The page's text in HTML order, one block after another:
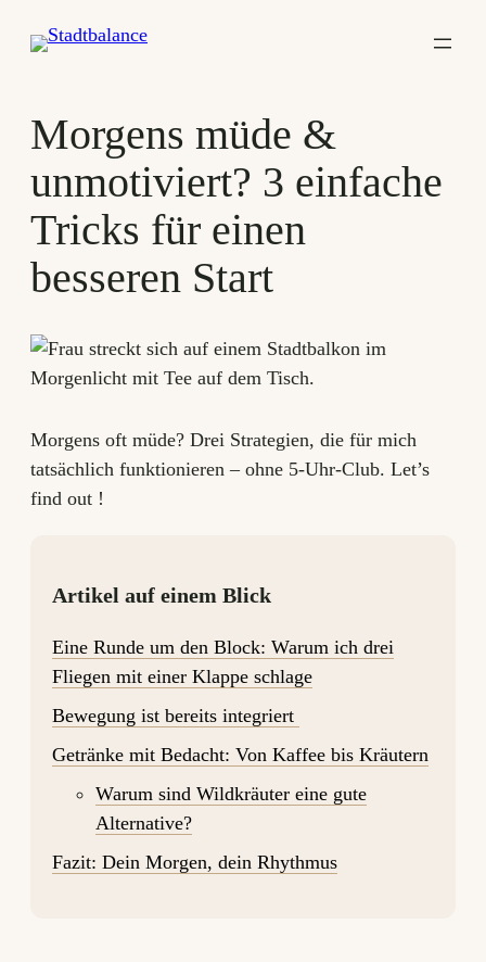
Inhalt
Morgens müde &
unmotiviert? 3 einfache
Tricks für einen
besseren Start
Morgens oft müde? Drei Strategien, die für mich
tatsächlich funktionieren – ohne 5-Uhr-Club. Let’s
find out !
Artikel auf einem Blick
Eine Runde um den Block: Warum ich drei
Fliegen mit einer Klappe schlage
Bewegung ist bereits integriert
Getränke mit Bedacht: Von Kaffee bis Kräutern
Warum sind Wildkräuter eine gute
Alternative?
Fazit: Dein Morgen, dein Rhythmus